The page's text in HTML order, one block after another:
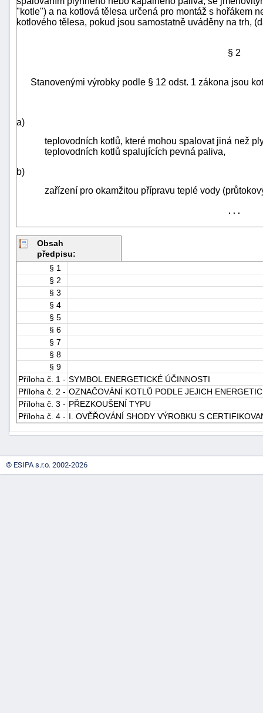
"kotle") a na kotlová tělesa určená pro montáž s hořákem
kotlového tělesa, pokud jsou samostatně uváděny na trh,
§ 2
Stanovenými výrobky podle § 12 odst. 1 zákona jsou
a)
teplovodních kotlů, které mohou spalovat jiná než
teplovodních kotlů spalujících pevná paliva,
b)
zařízení pro okamžitou přípravu teplé vody
. . .
Obsah
předpisu:
§ 1
§ 2
§ 3
§ 4
§ 5
§ 6
§ 7
§ 8
§ 9
Příloha č. 1 - SYMBOL ENERGETICKÉ ÚČINNOSTI
Příloha č. 2 - OZNAČOVÁNÍ KOTLŮ PODLE JEJICH
Příloha č. 3 - PŘEZKOUŠENÍ TYPU
Příloha č. 4 - I. OVĚŘOVÁNÍ SHODY VÝROBKU S
© ESIPA s.r.o. 2002-2026